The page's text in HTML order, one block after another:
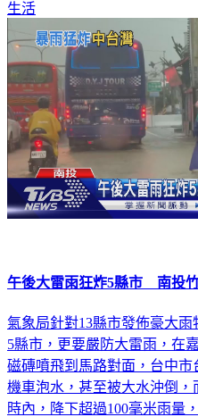
生活
午後大雷雨狂炸5縣市 南投
氣象局針對13縣市發佈豪大
5縣市，更要嚴防大雷雨，在
磁磚噴飛到馬路對面，台中
機車泡水，甚至被大水沖倒
時內，降下超過100毫米雨量